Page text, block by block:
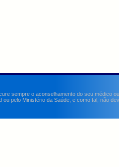
sempre o aconselhamento do seu médico
pelo Ministério da Saúde, e como tal, não